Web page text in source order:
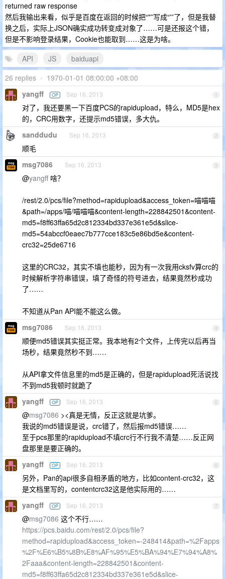
returned raw response
然后我输出来看，似乎是百度在返回的时候把“"”写成“'”了，但是我替
换之后，实际上JSON确实成功转变成对象了……可是还报这个错，
但是不影响登录结果，Cookie也能取到……这是为啥。
API
JS
baiduapi
26 replies • 1970-01-01 08:00:00 +08:00
1
yangff OP Sep 16, 2013
对了，我还要黑一下百度PCS的rapidupload，特么，MD5是hex
的，CRC用数字，还提示md5错误，多大仇。
2
sanddudu Sep 16, 2013
顺毛
3
msg7086 Sep 16, 2013
@yangff啥？
/rest/2.0/pcs/file?method=rapidupload&access_token=喵喵喵
&path=/apps/喵/喵喵喵&content-length=228842501&content-
md5=f8ff63ffa65d2c812334bd337e361e5d&slice-
md5=54abccf0eaec7b777cce183c5e86bd5e&content-
crc32=25de6716
这里的CRC32，其实不填也能秒，因为有一次我用cksfv算crc的
时候解析字符串错误，填了奇怪的符号进去，结果竟然秒成功
了……
不知道从Pan API能不能这么做。
4
msg7086 Sep 16, 2013
顺便md5错误其实挺正常。我本地有2个文件，上传完以后再当
场秒，结果竟然秒不到……
从API拿文件信息里的md5是正确的，但是rapidupload死活说找
不到md5我顿时就跪了
5
yangff OP Sep 16, 2013
@msg7086 ><真是无情，反正这就是坑爹。
我说的md5错误是说，crc错了，然后报md5错误……
至于pcs那里的rapidupload不填crc行不行我不清楚……反正网
盘那里是要正确的。
6
yangff OP Sep 16, 2013
另外，Pan的api很多自相矛盾的地方，比如content-crc32，这
是文档里写的，contentcrc32这是他实际用的……
7
yangff OP Sep 16, 2013
@msg7086 这个不行……
https://pcs.baidu.com/rest/2.0/pcs/file?
method=rapidupload&access_token=-248414&path=%2Fapps
%2F%E6%B5%8B%E8%AF%95%E5%BA%94%E7%94%A8%
2Faaa&content-length=228842501&content-
md5=f8ff63ffa65d2c812334bd337e361e5d&slice-